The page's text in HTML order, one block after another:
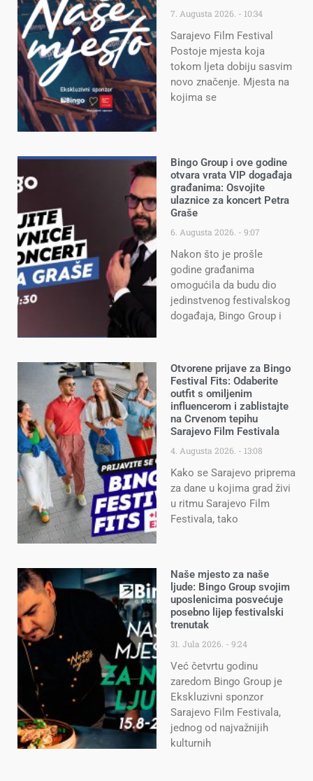
7. Augusta 2026. 10:34
Sarajevo Film Festival
Postoje mjesta koja
tokom ljeta dobiju sasvim
novo značenje. Mjesta na
kojima se
Bingo Group i ove godine
otvara vrata VIP događaja
građanima: Osvojite
ulaznice za koncert Petra
Graše
6. Augusta 2026. 9:07
Nakon što je prošle
godine građanima
omogućila da budu dio
jedinstvenog festivalskog
događaja, Bingo Group i
Otvorene prijave za Bingo
Festival Fits: Odaberite
outfit s omiljenim
influencerom i zablistajte
na Crvenom tepihu
Sarajevo Film Festivala
4. Augusta 2026. 13:08
Kako se Sarajevo priprema
za dane u kojima grad živi
u ritmu Sarajevo Film
Festivala, tako
Naše mjesto za naše
ljude: Bingo Group svojim
uposlenicima posvećuje
posebno lijep festivalski
trenutak
31. Jula 2026. 9:24
Već četvrtu godinu
zaredom Bingo Group je
Ekskluzivni sponzor
Sarajevo Film Festivala,
jednog od najvažnijih
kulturnih